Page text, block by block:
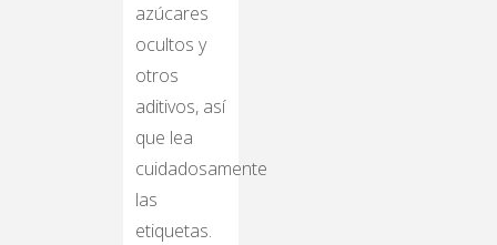
azúcares
ocultos y
otros
aditivos, así
que lea
cuidadosamente
las
etiquetas.